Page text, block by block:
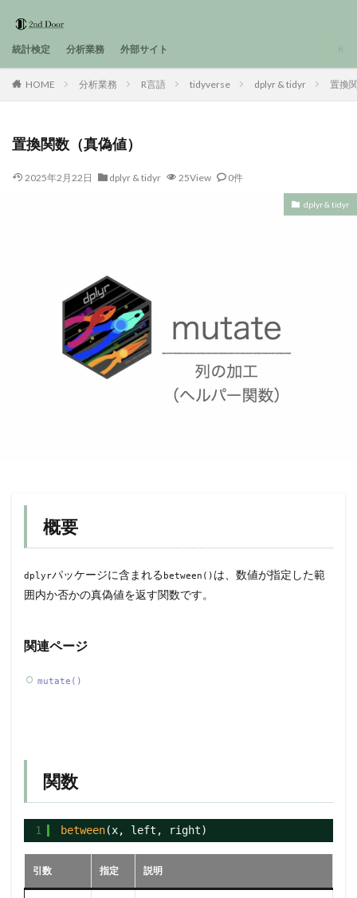
統計検定 分析業務 外部サイト
HOME 分析業務 R言語 tidyverse dplyr & tidyr 置換
置換関数（真偽値）
2025年2月22日 dplyr & tidyr 25View 0件
dplyr & tidyr
概要
dplyrパッケージに含まれる between() は、数値が指定した範
囲内か否かの真偽値を返す関数です。
関連ページ
mutate()
関数
1 between(x, left, right)
引数 指定 説明